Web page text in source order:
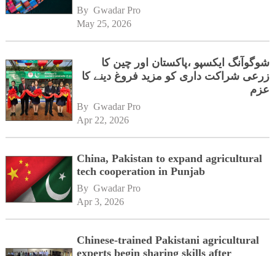
By Gwadar Pro
May 25, 2026
شوگوآنگ ایکسپو ،پاکستان اور چین کا
زرعی شراکت داری کو مزید فروغ دینے کا
عزم
By Gwadar Pro
Apr 22, 2026
China, Pakistan to expand agricultural
tech cooperation in Punjab
By Gwadar Pro
Apr 3, 2026
Chinese-trained Pakistani agricultural
experts begin sharing skills after